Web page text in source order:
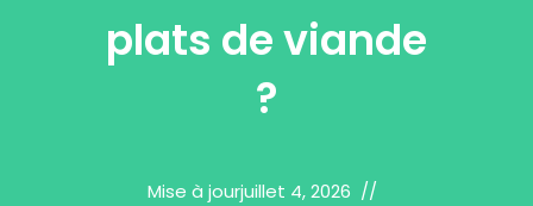
plats de viande
?
Mise à jourjuillet 4, 2026